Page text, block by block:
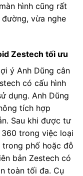
hình cũng rất
vừa nghe
Zestech tối ưu
ý Anh Dũng cân
có cấu hình
dụng. Anh Dũng
tích hợp
Sau khi được tư
trong việc loại
phố hoặc đỗ
bản Zestech có
toàn tối đa. Cụ